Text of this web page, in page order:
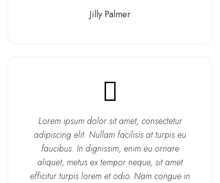
Jilly Palmer
Lorem ipsum dolor sit amet, consectetur
adipiscing elit. Nullam facilisis at turpis eu
faucibus. In dignissim, enim eu ornare
aliquet, metus ex tempor neque, sit amet
efficitur turpis lorem et odio. Nam congue in